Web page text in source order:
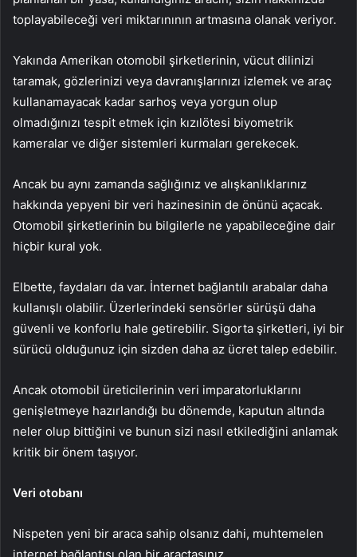
toplayabileceği veri miktarınının artmasına olanak veriyor.
Yakında Amerikan otomobil şirketlerinin, vücut dilinizi
taramak, gözlerinizi veya davranışlarınızı izlemek ve araç
kullanamayacak kadar sarhoş veya yorgun olup
olmadığınızı tespit etmek için kızılötesi biyometrik
kameralar ve diğer sistemleri kurmaları gerekecek.
Ancak bu aynı zamanda sağlığınız ve alışkanlıklarınız
hakkında yepyeni bir veri hazinesinin de önünü açacak.
Otomobil şirketlerinin bu bilgilerle ne yapabileceğine dair
hiçbir kural yok.
Elbette, faydaları da var. İnternet bağlantılı arabalar daha
kullanışlı olabilir. Üzerlerindeki sensörler sürüşü daha
güvenli ve konforlu hale getirebilir. Sigorta şirketleri, iyi bir
sürücü olduğunuz için sizden daha az ücret talep edebilir.
Ancak otomobil üreticilerinin veri imparatorluklarını
genişletmeye hazırlandığı bu dönemde, kaputun altında
neler olup bittiğini ve bunun sizi nasıl etkilediğini anlamak
kritik bir önem taşıyor.
Veri otobanı
Nispeten yeni bir araca sahip olsanız dahi, muhtemelen